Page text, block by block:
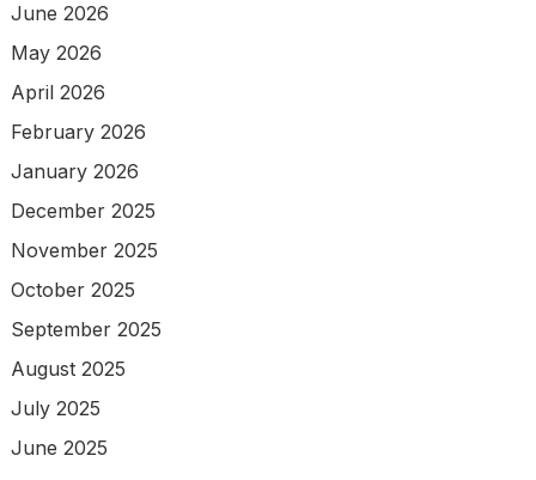
June 2026
May 2026
April 2026
February 2026
January 2026
December 2025
November 2025
October 2025
September 2025
August 2025
July 2025
June 2025